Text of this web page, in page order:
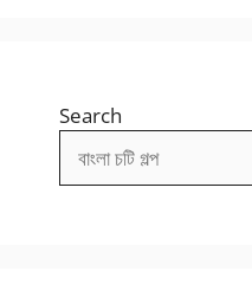
Search